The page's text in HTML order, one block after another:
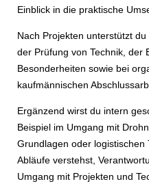
Einblick in die praktische
Nach Projekten unterstützt
der Prüfung von Technik, der
Besonderheiten sowie bei
kaufmännischen
Ergänzend wirst du intern
Beispiel im Umgang mit
Grundlagen oder logistischen
Abläufe verstehst,
Umgang mit Projekten und